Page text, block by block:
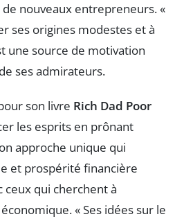
nouveaux entrepreneurs. «
ses origines modestes et à
une source de motivation
ses admirateurs.
son livre Rich Dad Poor
les esprits en prônant
approche unique qui
et prospérité financière
qui cherchent à
« Ses idées sur le